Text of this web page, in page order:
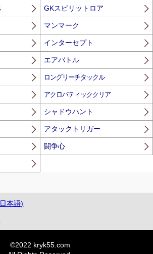
GKスピリットロア
マンマーク
インターセプト
エアバトル
ロングリーチタックル
アクロバティッククリア
シャドウハント
アタックトリガー
闘争心
本語)
©2022 kryk55.com